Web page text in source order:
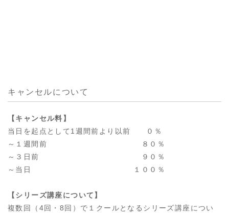
キャンセルについて
【キャンセル料】
当日を起点として1週間前より以前 ０％
～１週間前 ８０％
～３日前 ９０％
～当日 １００％
【シリーズ講座について】
複数回（4回・8回）で１クールとなるシリーズ講座につい